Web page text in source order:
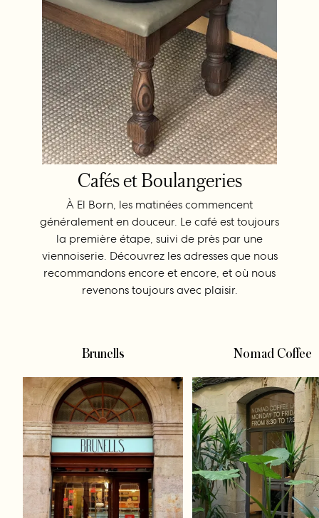
Cafés et Boulangeries
À El Born, les matinées commencent
généralement en douceur. Le café est toujours
la première étape, suivi de près par une
viennoiserie. Découvrez les adresses que nous
recommandons encore et encore, et où nous
revenons toujours avec plaisir.
Brunells Nomad Coffee